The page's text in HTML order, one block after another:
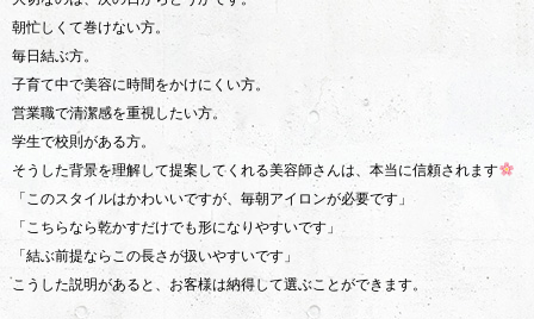
朝忙しくて巻けない方。
毎日結ぶ方。
子育て中で美容に時間をかけにくい方。
営業職で清潔感を重視したい方。
学生で校則がある方。
そうした背景を理解して提案してくれる美容師さんは、本当に信頼されます
「このスタイルはかわいいですが、毎朝アイロンが必要です」
「こちらなら乾かすだけでも形になりやすいです」
「結ぶ前提ならこの長さが扱いやすいです」
こうした説明があると、お客様は納得して選ぶことができます。